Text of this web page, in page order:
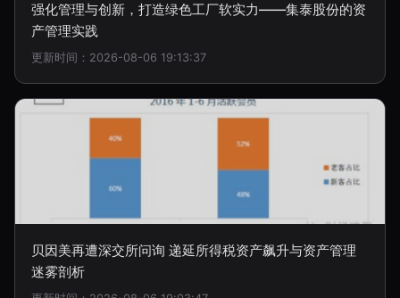
强化管理与创新，打造绿色工厂软实力——集泰股份的资
产管理实践
更新时间：2026-08-06 19:13:37
贝因美再遭深交所问询 递延所得税资产飙升与资产管理
迷雾剖析